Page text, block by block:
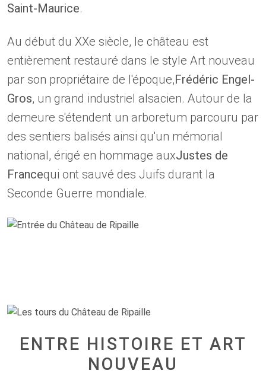
Saint-Maurice.
Au début du XXe siècle, le château est
entièrement restauré dans le style Art nouveau
par son propriétaire de l'époque,Frédéric Engel-
Gros, un grand industriel alsacien. Autour de la
demeure s'étendent un arboretum parcouru par
des sentiers balisés ainsi qu'un mémorial
national, érigé en hommage auxJustes de
Francequi ont sauvé des Juifs durant la
Seconde Guerre mondiale.
ENTRE HISTOIRE ET ART
NOUVEAU